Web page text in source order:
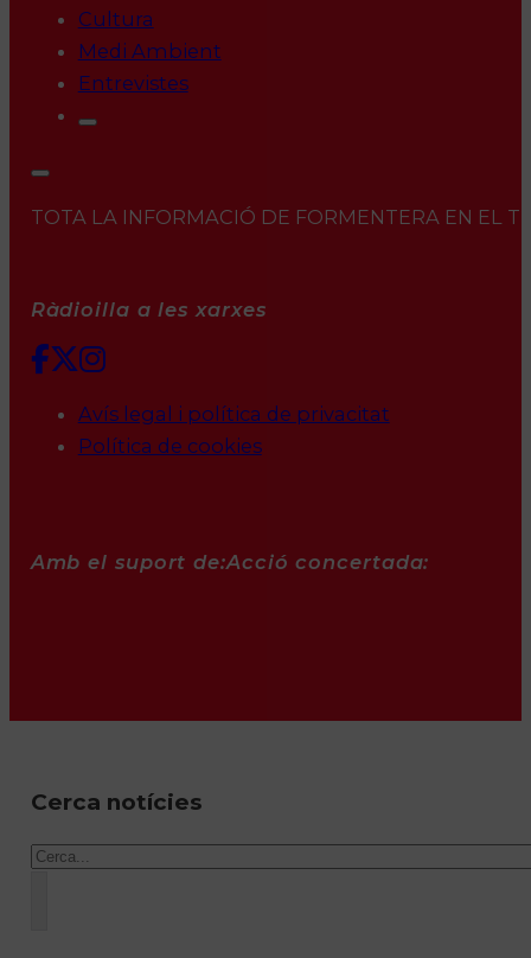
Cultura
Medi Ambient
Entrevistes
TOTA LA INFORMACIÓ DE FORMENTERA EN EL
Ràdioilla a les xarxes
Avís legal i política de privacitat
Política de cookies
Amb el suport de:Acció concertada:
Cerca notícies
Cercar